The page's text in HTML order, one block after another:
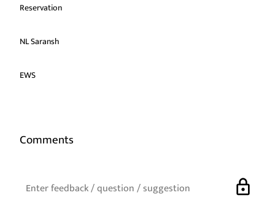
Reservation
NL Saransh
EWS
Comments
lock